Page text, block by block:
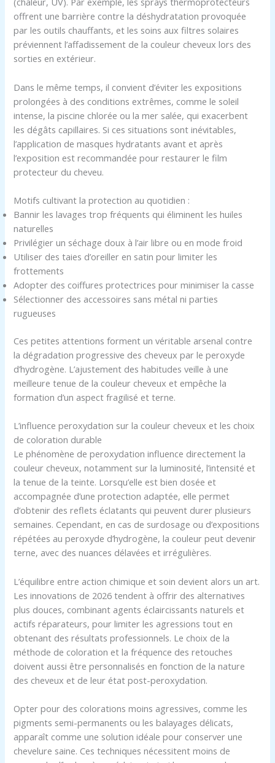
offrent une barrière contre la déshydratation provoquée
par les outils chauffants, et les soins aux filtres solaires
préviennent l’affadissement de la couleur cheveux lors des
sorties en extérieur.
Dans le même temps, il convient d’éviter les expositions
prolongées à des conditions extrêmes, comme le soleil
intense, la piscine chlorée ou la mer salée, qui exacerbent
les dégâts capillaires. Si ces situations sont inévitables,
l’application de masques hydratants avant et après
l’exposition est recommandée pour restaurer le film
protecteur du cheveu.
Motifs cultivant la protection au quotidien :
Bannir les lavages trop fréquents qui éliminent les huiles
naturelles
Privilégier un séchage doux à l’air libre ou en mode froid
Utiliser des taies d’oreiller en satin pour limiter les
frottements
Adopter des coiffures protectrices pour minimiser la casse
Sélectionner des accessoires sans métal ni parties
rugueuses
Ces petites attentions forment un véritable arsenal contre
la dégradation progressive des cheveux par le peroxyde
d’hydrogène. L’ajustement des habitudes veille à une
meilleure tenue de la couleur cheveux et empêche la
formation d’un aspect fragilisé et terne.
L’influence peroxydation sur la couleur cheveux et les choix
de coloration durable
Le phénomène de peroxydation influence directement la
couleur cheveux, notamment sur la luminosité, l’intensité et
la tenue de la teinte. Lorsqu’elle est bien dosée et
accompagnée d’une protection adaptée, elle permet
d’obtenir des reflets éclatants qui peuvent durer plusieurs
semaines. Cependant, en cas de surdosage ou d’expositions
répétées au peroxyde d’hydrogène, la couleur peut devenir
terne, avec des nuances délavées et irrégulières.
L’équilibre entre action chimique et soin devient alors un art.
Les innovations de 2026 tendent à offrir des alternatives
plus douces, combinant agents éclaircissants naturels et
actifs réparateurs, pour limiter les agressions tout en
obtenant des résultats professionnels. Le choix de la
méthode de coloration et la fréquence des retouches
doivent aussi être personnalisés en fonction de la nature
des cheveux et de leur état post-peroxydation.
Opter pour des colorations moins agressives, comme les
pigments semi-permanents ou les balayages délicats,
apparaît comme une solution idéale pour conserver une
chevelure saine. Ces techniques nécessitent moins de